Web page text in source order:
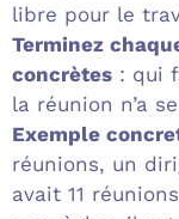
libre pour le
Terminez
concrètes : qui
la réunion n’a
Exemple
réunions, un
avait 11